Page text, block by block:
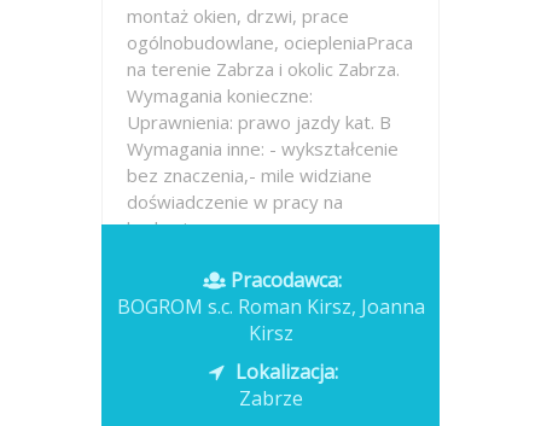
montaż okien, drzwi, prace
ogólnobudowlane, ociepleniaPraca
na terenie Zabrza i okolic Zabrza.
Wymagania konieczne:
Uprawnienia: prawo jazdy kat. B
Wymagania inne: - wykształcenie
bez znaczenia,- mile widziane
doświadczenie w pracy na
budowie
Opublikowano: wczoraj
Pracodawca:
BOGROM s.c. Roman Kirsz, Joanna
Kirsz
Lokalizacja:
Zabrze